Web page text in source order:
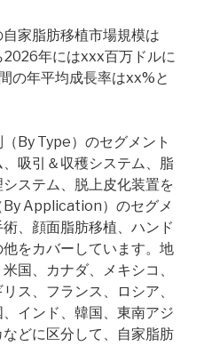
家脂肪移植市場規模は
年にはxxx百万ドルに
の年平均成長率はxx%と
By Type）のセグメント
吸引＆収穫システム、脂
ステム、脱上皮化装置を
By Application）のセグメ
、顔面脂肪移植、ハンド
をカバーしています。地
国、カナダ、メキシコ、
ス、フランス、ロシア、
インド、韓国、東南アジ
どに区分して、自家脂肪